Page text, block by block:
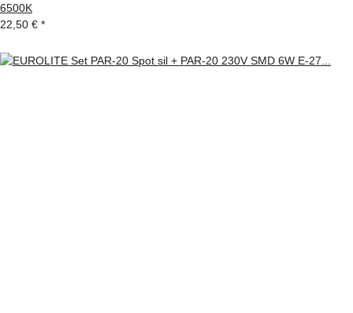
6500K
22,50 € *